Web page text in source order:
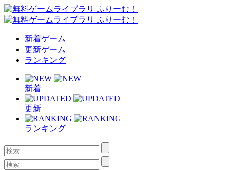
新着ゲーム
更新ゲーム
ランキング
新着
更新
ランキング